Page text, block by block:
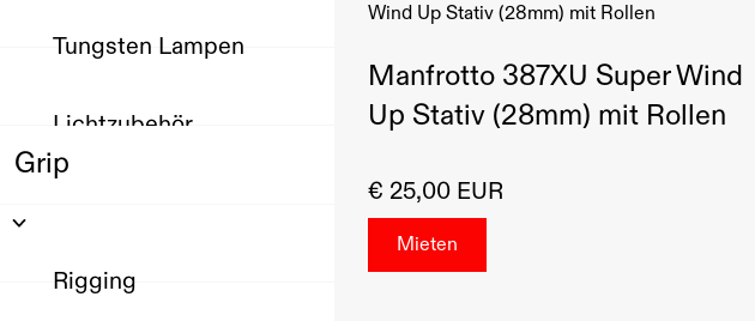
Tungsten Lampen
Lichtzubehör
Grip
Rigging
Manfrotto 387XU Super Wind
Up Stativ (28mm) mit Rollen
€ 25,00 EUR